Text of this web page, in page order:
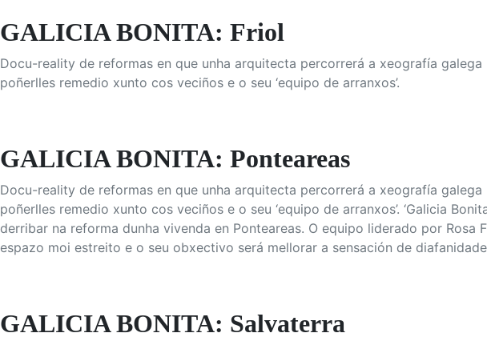
GALICIA BONITA: Friol
Docu-reality de reformas en que unha arquitecta percorrerá a xeografía
poñerlles remedio xunto cos veciños e o seu ‘equipo de arranxos’.
GALICIA BONITA: Ponteareas
Docu-reality de reformas en que unha arquitecta percorrerá a xeografía
poñerlles remedio xunto cos veciños e o seu ‘equipo de arranxos’. ‘Galicia
derribar na reforma dunha vivenda en Ponteareas. O equipo liderado por Rosa
espazo moi estreito e o seu obxectivo será mellorar a sensación de
GALICIA BONITA: Salvaterra